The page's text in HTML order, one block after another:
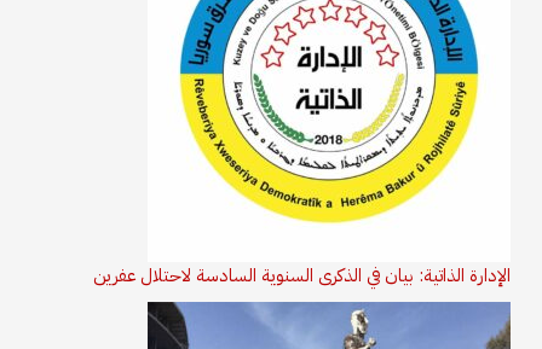
الإدارة الذاتية: بيان في الذكرى السنوية السادسة لاحتلال عفرين